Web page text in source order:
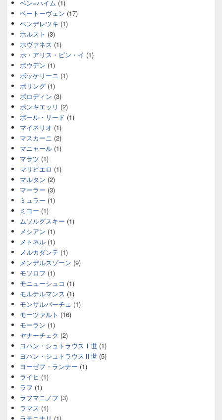
ベン=ハイム (1)
ベートーヴェン (17)
ペンデレツキ (1)
ホルスト (3)
ホヴァネス (1)
ホ・アリス・ピン・イ (1)
ボウデン (1)
ボッケリーニ (1)
ボリング (1)
ボロディン (3)
ポンキエッリ (2)
ポール・リード (1)
マイネリオ (1)
マスカーニ (2)
マニャール (1)
マラツ (1)
マリピエロ (1)
マルタン (2)
マーラー (3)
ミュラー (1)
ミヨー (1)
ムソルグスキー (1)
メシアン (1)
メトネル (1)
メルカダンテ (1)
メンデルスゾーン (9)
モソロフ (1)
モニューシュコ (1)
モルテルマンス (1)
モンサルバーチェ (1)
モーツァルト (16)
モーラン (1)
ヤナーチェク (2)
ヨハン・シュトラウスⅠ世 (1)
ヨハン・シュトラウスⅡ世 (5)
ヨーゼフ・ランナー (1)
ライヒ (1)
ラフ (1)
ラフマニノフ (3)
ラマス (1)